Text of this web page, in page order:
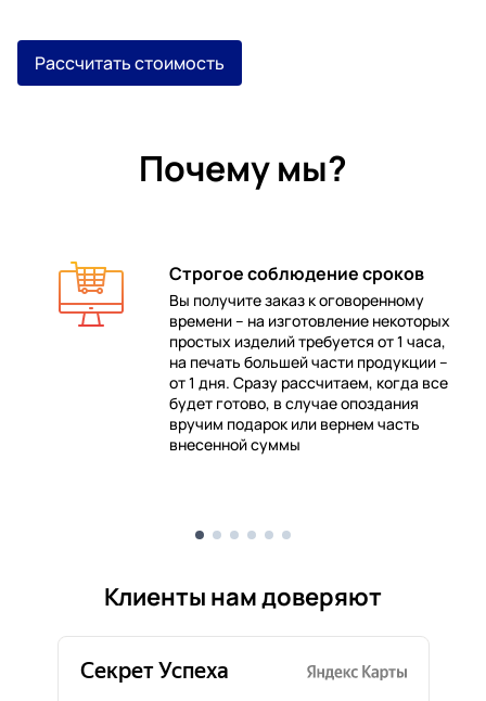
Рассчитать стоимость
Почему мы?
Строгое соблюдение сроков
Вы получите заказ к оговоренному
времени – на изготовление некоторых
простых изделий требуется от 1 часа,
на печать большей части продукции –
от 1 дня. Сразу рассчитаем, когда все
будет готово, в случае опоздания
вручим подарок или вернем часть
внесенной суммы
Клиенты нам доверяют